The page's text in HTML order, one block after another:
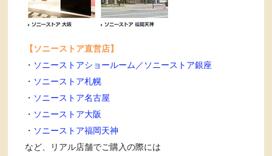
【ソニーストア直営店】
・ ソニーストアショールーム／ソニーストア銀座
・ ソニーストア札幌
・ ソニーストア名古屋
・ ソニーストア大阪
・ ソニーストア福岡天神
など、リアル店舗でご購入の際には